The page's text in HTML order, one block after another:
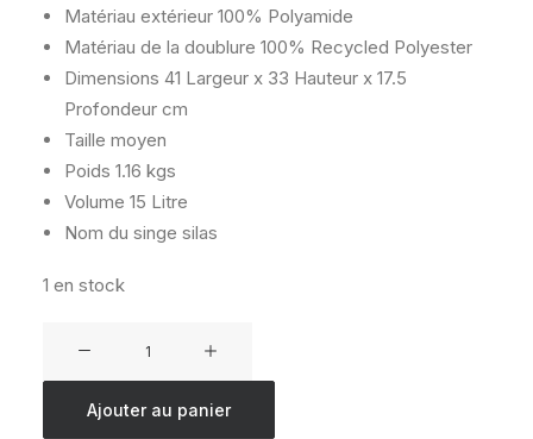
Matériau extérieur 100% Polyamide
Matériau de la doublure 100% Recycled Polyester
Dimensions 41 Largeur x 33 Hauteur x 17.5
Profondeur cm
Taille moyen
Poids 1.16 kgs
Volume 15 Litre
Nom du singe silas
1 en stock
PREPPY
Ajouter au panier